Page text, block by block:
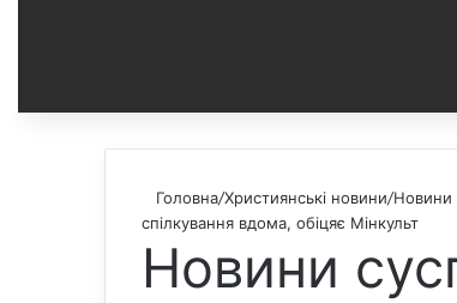
Головна/Християнські новини/Новини
спілкування вдома, обіцяє Мінкульт
Новини